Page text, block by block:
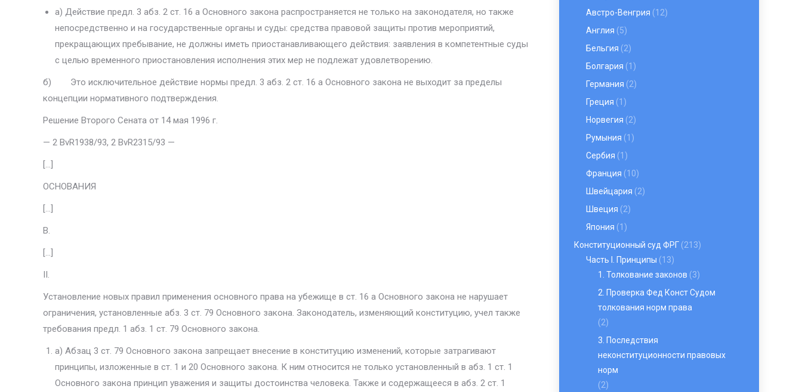
а) Действие предл. 3 абз. 2 ст. 16 а Основного закона распространя­ется не только на законодателя, но также
непосредственно и на государ­ственные органы и суды: средства правовой защиты против мероприятий,
прекращающих пребывание, не должны иметь приостанавливающего действия: заявления в компетентные суды
с целью временного приоста­новления исполнения этих мер не подлежат удовлетворению.
б) Это исключительное действие нормы предл. 3 абз. 2 ст. 16 а Ос­новного закона не выходит за пределы
концепции нормативного подтверждения.
Решение Второго Сената от 14 мая 1996 г.
— 2 BvR1938/93, 2 BvR2315/93 —
[…]
ОСНОВАНИЯ
[…]
В.
[…]
II.
Установление новых правил применения основного права на убежи­ще в ст. 16 а Основного закона не нарушает
ограничения, установленные абз. 3 ст. 79 Основного закона. Законодатель, изменяющий конституцию, учел также
требования предл. 1 абз. 1 ст. 79 Основного закона.
а) Абзац 3 ст. 79 Основного закона запрещает внесение в конститу­цию изменений, которые затрагивают
принципы, изложенные в ст. 1 и 20 Основного закона. К ним относится не только установленный в абз. 1 ст. 1
Основного закона принцип уважения и защиты достоинства человека. Также и содержащееся в абз. 2 ст. 1
Австро-Венгрия (12)
Англия (5)
Бельгия (2)
Болгария (1)
Германия (2)
Греция (1)
Норвегия (2)
Румыния (1)
Сербия (1)
Франция (10)
Швейцария (2)
Швеция (2)
Япония (1)
Конституционный суд ФРГ (213)
Часть I. Принципы (13)
1. Толкование законов (3)
2. Проверка Фед Конст Судом
толкования норм права
(2)
3. Последствия
неконституционности правовых
норм
(2)